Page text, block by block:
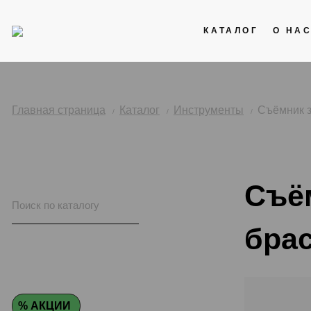
КАТАЛОГ О НАС
Главная страница Каталог Инструменты Съёмник
% АКЦИИ